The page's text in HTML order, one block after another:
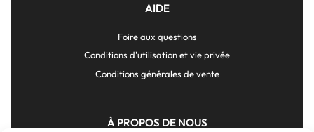
AIDE
Foire aux questions
Conditions d'utilisation et vie privée
Conditions générales de vente
À PROPOS DE NOUS